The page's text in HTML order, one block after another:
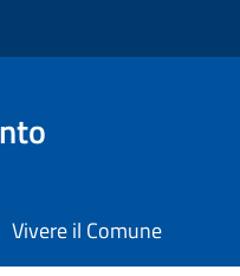
Vivere il Comune